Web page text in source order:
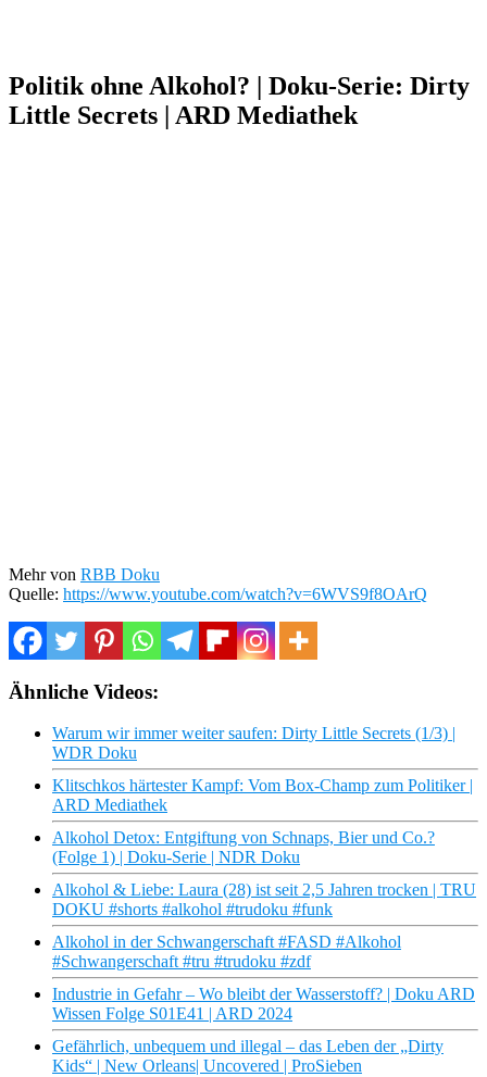
Politik ohne Alkohol? | Doku-Serie: Dirty
Little Secrets | ARD Mediathek
Mehr von RBB Doku
Quelle: https://www.youtube.com/watch?v=6WVS9f8OArQ
Ähnliche Videos:
Warum wir immer weiter saufen: Dirty Little Secrets (1/3) |
WDR Doku
Klitschkos härtester Kampf: Vom Box-Champ zum Politiker |
ARD Mediathek
Alkohol Detox: Entgiftung von Schnaps, Bier und Co.?
(Folge 1) | Doku-Serie | NDR Doku
Alkohol & Liebe: Laura (28) ist seit 2,5 Jahren trocken | TRU
DOKU #shorts #alkohol #trudoku #funk
Alkohol in der Schwangerschaft #FASD #Alkohol
#Schwangerschaft #tru #trudoku #zdf
Industrie in Gefahr – Wo bleibt der Wasserstoff? | Doku ARD
Wissen Folge S01E41 | ARD 2024
Gefährlich, unbequem und illegal – das Leben der „Dirty
Kids“ | New Orleans| Uncovered | ProSieben